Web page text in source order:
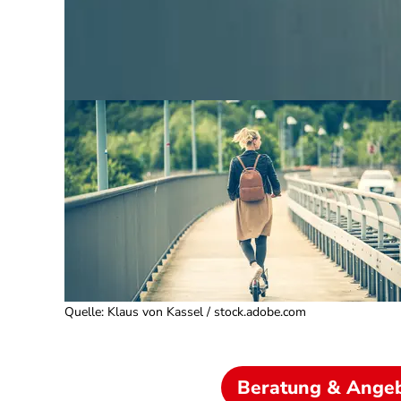
Quelle: Klaus von Kassel / stock.adobe.com
Beratung &